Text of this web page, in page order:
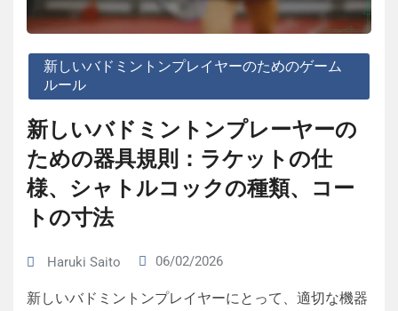
新しいバドミントンプレイヤーのためのゲーム
ルール
新しいバドミントンプレーヤーの
ための器具規則：ラケットの仕
様、シャトルコックの種類、コー
トの寸法
Haruki Saito 06/02/2026
新しいバドミントンプレイヤーにとって、適切な機器